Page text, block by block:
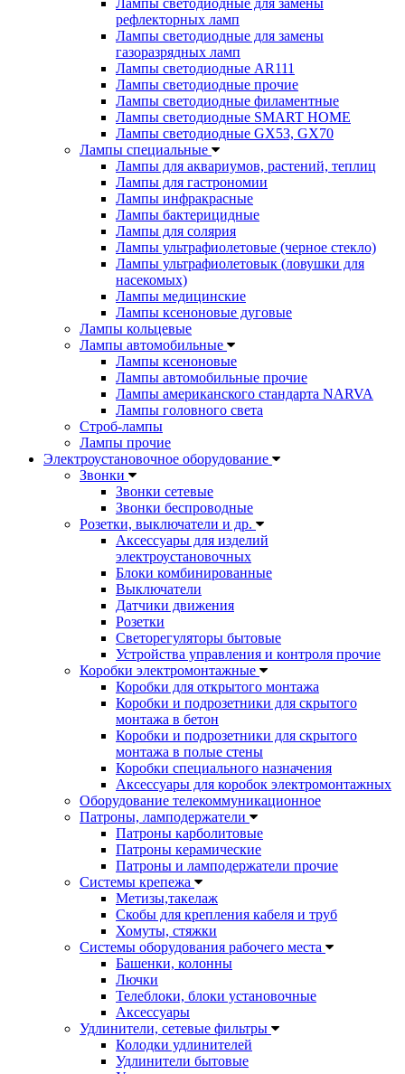
Лампы светодиодные для замены
рефлекторных ламп
Лампы светодиодные для замены
газоразрядных ламп
Лампы светодиодные AR111
Лампы светодиодные прочие
Лампы светодиодные филаментные
Лампы светодиодные SMART HOME
Лампы светодиодные GX53, GX70
Лампы специальные
Лампы для аквариумов, растений, теплиц
Лампы для гастрономии
Лампы инфракрасные
Лампы бактерицидные
Лампы для солярия
Лампы ультрафиолетовые (черное стекло)
Лампы ультрафиолетовык (ловушки для
насекомых)
Лампы медицинские
Лампы ксеноновые дуговые
Лампы кольцевые
Лампы автомобильные
Лампы ксеноновые
Лампы автомобильные прочие
Лампы американского стандарта NARVA
Лампы головного света
Строб-лампы
Лампы прочие
Электроустановочное оборудование
Звонки
Звонки сетевые
Звонки беспроводные
Розетки, выключатели и др.
Аксессуары для изделий
электроустановочных
Блоки комбинированные
Выключатели
Датчики движения
Розетки
Светорегуляторы бытовые
Устройства управления и контроля прочие
Коробки электромонтажные
Коробки для открытого монтажа
Коробки и подрозетники для скрытого
монтажа в бетон
Коробки и подрозетники для скрытого
монтажа в полые стены
Коробки специального назначения
Аксессуары для коробок электромонтажных
Оборудование телекоммуникационное
Патроны, ламподержатели
Патроны карболитовые
Патроны керамические
Патроны и ламподержатели прочие
Системы крепежа
Метизы,такелаж
Скобы для крепления кабеля и труб
Хомуты, стяжки
Системы оборудования рабочего места
Башенки, колонны
Лючки
Телеблоки, блоки установочные
Аксессуары
Удлинители, сетевые фильтры
Колодки удлинителей
Удлинители бытовые